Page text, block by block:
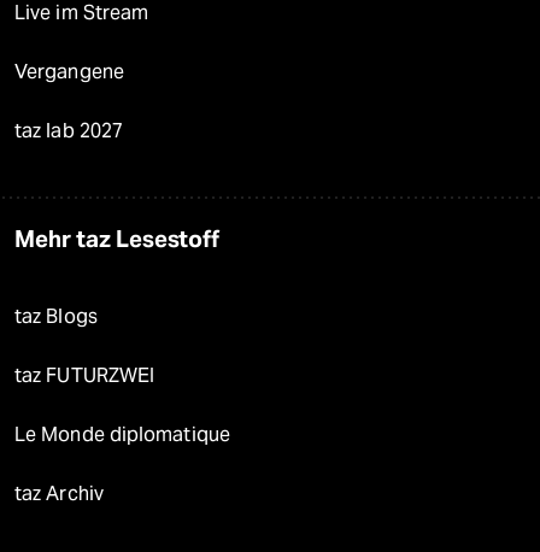
Live im Stream
Vergangene
taz lab 2027
Mehr taz Lesestoff
taz Blogs
taz FUTURZWEI
Le Monde diplomatique
taz Archiv